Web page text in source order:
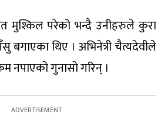
मुश्किल परेको भन्दै उनीहरुले कुरा
बगाएका थिए । अभिनेत्री चैत्यदेवीले
नपाएको गुनासो गरिन् ।